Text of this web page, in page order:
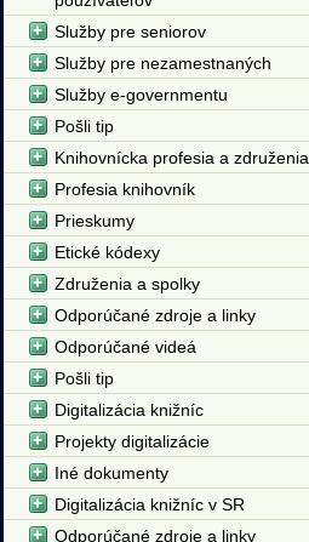
Služby pre seniorov
Služby pre nezamestnaných
Služby e-governmentu
Pošli tip
Knihovnícka profesia a združenia
Profesia knihovník
Prieskumy
Etické kódexy
Združenia a spolky
Odporúčané zdroje a linky
Odporúčané videá
Pošli tip
Digitalizácia knižníc
Projekty digitalizácie
Iné dokumenty
Digitalizácia knižníc v SR
Odporúčané zdroje a linky